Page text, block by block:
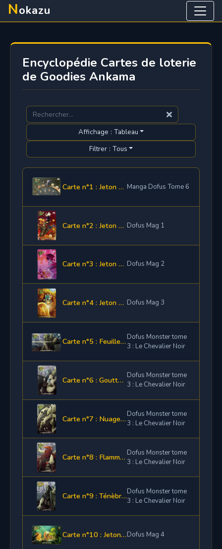
Nokazu
Encyclopédie Cartes de loterie
de Goodies Ankama
Affichage : Tableau
Filtrer : Tous
Carte n°1 : Jeton de loterie Manga Dofus Tome 6
Carte n°2 : Jeton de loterie Dofus Mag 1
Carte n°3 : Jeton de loterie Dofus Mag 2
Carte n°4 : Jeton de loterie Dofus Mag 3
Carte n°5 : Feuille, le Chevalier Vert Dofus Monster tome
3 : Le Chevalier Noir
Carte n°6 : Goutte, le Chevalier Bleu Dofus Monster tome
3 : Le Chevalier Noir
Carte n°7 : Nuage, le Chevalier Blanc Dofus Monster tome
3 : Le Chevalier Noir
Carte n°8 : Flamme, le Chevalier Rouge Dofus Monster tome
3 : Le Chevalier Noir
Carte n°9 : Ténèbre, le Chevalier NoirDofus Monster tome
3 : Le Chevalier Noir
Carte n°10 : Jeton de loterieDofus Mag 4